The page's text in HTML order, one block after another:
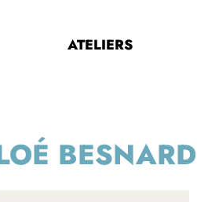
ATELIERS
BESNARD